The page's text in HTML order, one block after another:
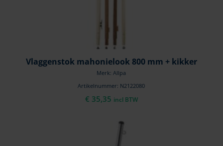
Vlaggenstok mahonielook 800 mm + kikker
Merk: Allpa
Artikelnummer: N2122080
€ 35,35 incl BTW